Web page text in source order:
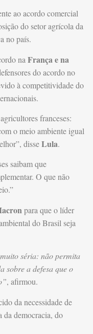
ao acordo comercial
do setor agrícola da
no país.
na França e na
do acordo no
à competitividade do
franceses:
o meio ambiente igual
disseLula.
saibam que
O que não
para que o líder
do Brasil seja
séria: não permita
sobre a defesa que o
, afirmou.
da necessidade de
da democracia, do